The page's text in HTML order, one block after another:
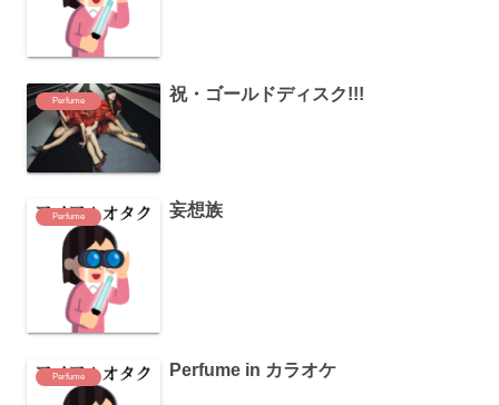
Perfume 祝・ゴールドディスク!!!
Perfume 妄想族
Perfume Perfume in カラオケ